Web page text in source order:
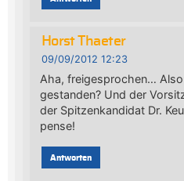
Horst Thaeter
09/09/2012 12:23
Aha, freigesprochen…
gestanden? Und der
der Spitzenkandidat Dr.
pense!
Antworten